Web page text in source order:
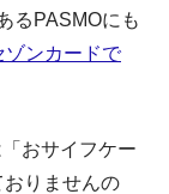
るPASMOにも
ゾンカードで
おサイフケー
りませんの